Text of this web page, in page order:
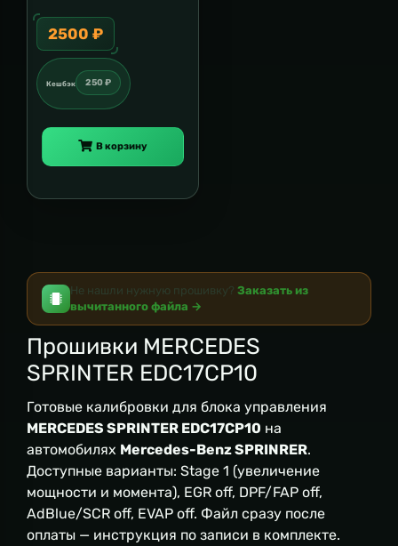
2500 ₽
Кешбэк 250 ₽
В корзину
Не нашли нужную прошивку? Заказать из
вычитанного файла →
Прошивки MERCEDES
SPRINTER EDC17CP10
Готовые калибровки для блока управления
MERCEDES SPRINTER EDC17CP10 на
автомобилях Mercedes-Benz SPRINRER.
Доступные варианты: Stage 1 (увеличение
мощности и момента), EGR off, DPF/FAP off,
AdBlue/SCR off, EVAP off. Файл сразу после
оплаты — инструкция по записи в комплекте.